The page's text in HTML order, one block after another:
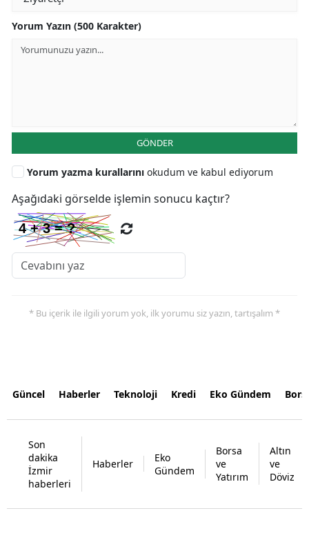
Yorum Yazın (500 Karakter)
GÖNDER
Yorum yazma kurallarını okudum ve kabul ediyorum
Aşağıdaki görselde işlemin sonucu kaçtır?
* Bu içerik ile ilgili yorum yok, ilk yorumu siz yazın, tartışalım *
Güncel Haberler Teknoloji Kredi Eko Gündem
Son
dakika
İzmir
haberleri
Haberler
Eko
Gündem
Borsa
ve
Yatırım
Altın
ve
Döviz